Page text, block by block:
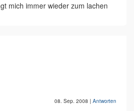
mich immer wieder zum lachen
08. Sep. 2008 | Antworten